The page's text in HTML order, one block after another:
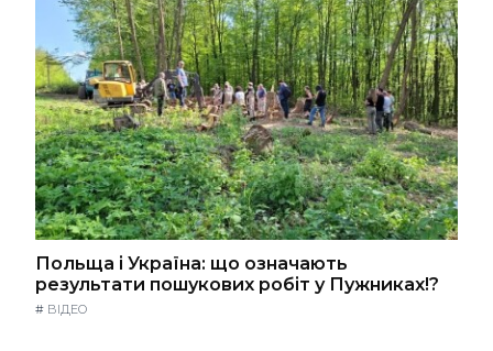
Польща і Україна: що означають
результати пошукових робіт у Пужниках!?
# ВІДЕО